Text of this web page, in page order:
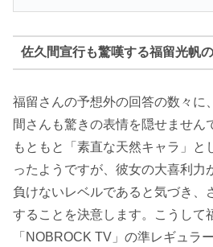
佐久間宣行も驚嘆する福留光帆
福留さんの予想外の回答の数々に
間さんも驚きの表情を隠せません
もともと「素直な天然キャラ」と
ったようですが、彼女の大喜利力
負けないレベルであると気づき、
することを決意します。こうして
「NOBROCK TV」の準レギュラ